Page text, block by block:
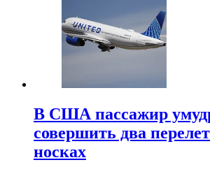
В США пассажир
совершить два
носках